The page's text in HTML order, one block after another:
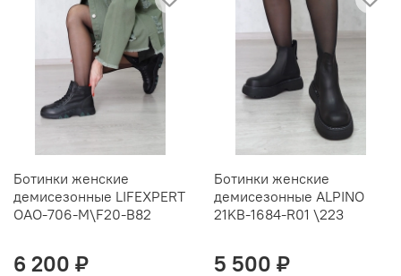
Ботинки женские
демисезонные LIFEXPERT
ОАО-706-M\F20-B82
6 200 ₽
Ботинки женские
демисезонные ALPINO
21KB-1684-R01 \223
5 500 ₽